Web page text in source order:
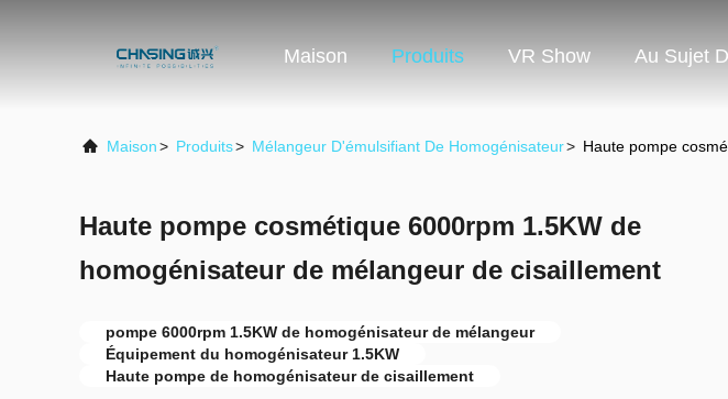
Maison Produits VR Show Au Sujet
Maison> Produits> Mélangeur D'émulsifiant De Homogénisateur> Haute pompe
Haute pompe cosmétique 6000rpm 1.5KW de
homogénisateur de mélangeur de cisaillement
pompe 6000rpm 1.5KW de homogénisateur de mélangeur
Équipement du homogénisateur 1.5KW
Haute pompe de homogénisateur de cisaillement